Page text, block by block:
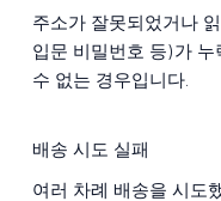
주소가 잘못되었거나
입문 비밀번호 등)가
수 없는 경우입니다.
배송 시도 실패
여러 차례 배송을 시도